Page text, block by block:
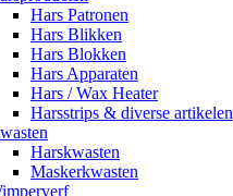
Hars Patronen
Hars Blikken
Hars Blokken
Hars Apparaten
Hars / Wax Heater
Harsstrips & diverse artikelen
Harskwasten
Maskerkwasten